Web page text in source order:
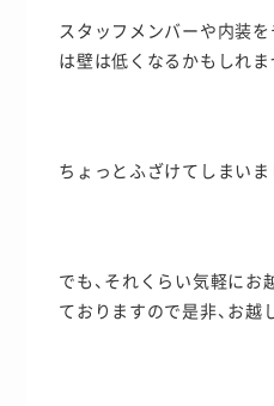
スタッフメンバーや内装
は壁は低くなるかもしれ
ちょっとふざけてしまいま
でも、それくらい気軽にお
ておりますので是非、お越